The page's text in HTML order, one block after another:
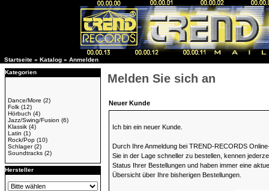
Startseite » Katalog » Anmelden
Kategorien
Dance/More (2)
Folk (12)
Hörbuch (4)
Jazz/Swing/Fusion (6)
Klassik (4)
Latin (1)
Rock/Pop (10)
Schlager(2)
Soundtracks (2)
Hersteller
Melden Sie sich an
Neuer Kunde
Ich bin ein neuer Kunde.
Durch Ihre Anmeldung bei TREND-RECORDS
Sie in der Lage schneller zu bestellen, kennen
Status Ihrer Bestellungen und haben immer eine
Übersicht über Ihre bisherigen Bestellungen.